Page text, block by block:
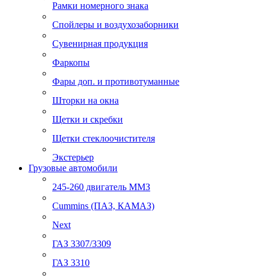
Рамки номерного знака
Спойлеры и воздухозаборники
Сувенирная продукция
Фаркопы
Фары доп. и противотуманные
Шторки на окна
Щетки и скребки
Щетки стеклоочистителя
Экстерьер
Грузовые автомобили
245-260 двигатель ММЗ
Cummins (ПАЗ, КАМАЗ)
Next
ГАЗ 3307/3309
ГАЗ 3310